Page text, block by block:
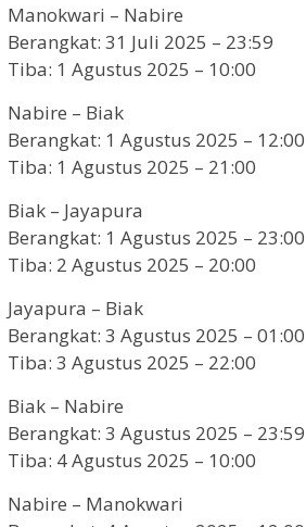
Manokwari – Nabire
Berangkat: 31 Juli 2025 – 23:59
Tiba: 1 Agustus 2025 – 10:00
Nabire – Biak
Berangkat: 1 Agustus 2025 – 12:00
Tiba: 1 Agustus 2025 – 21:00
Biak – Jayapura
Berangkat: 1 Agustus 2025 – 23:00
Tiba: 2 Agustus 2025 – 20:00
Jayapura – Biak
Berangkat: 3 Agustus 2025 – 01:00
Tiba: 3 Agustus 2025 – 22:00
Biak – Nabire
Berangkat: 3 Agustus 2025 – 23:59
Tiba: 4 Agustus 2025 – 10:00
Nabire – Manokwari